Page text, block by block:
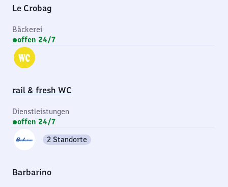
Le Crobag
Bäckerei
offen 24/7
rail & fresh WC
Dienstleistungen
offen 24/7
Barbarino
2 Standorte